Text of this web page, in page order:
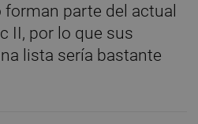
parte del actual
II, por lo que sus
lista sería bastante